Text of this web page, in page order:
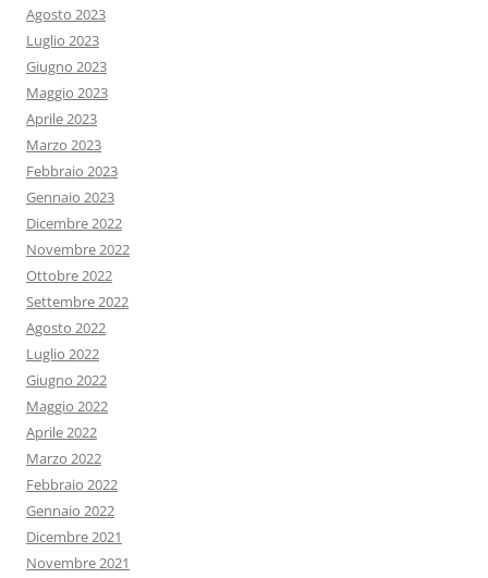
Agosto 2023
Luglio 2023
Giugno 2023
Maggio 2023
Aprile 2023
Marzo 2023
Febbraio 2023
Gennaio 2023
Dicembre 2022
Novembre 2022
Ottobre 2022
Settembre 2022
Agosto 2022
Luglio 2022
Giugno 2022
Maggio 2022
Aprile 2022
Marzo 2022
Febbraio 2022
Gennaio 2022
Dicembre 2021
Novembre 2021